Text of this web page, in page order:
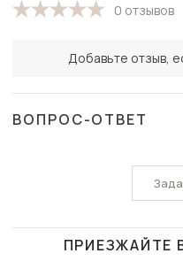
0 отзывов
Добавьте отзыв,
ВОПРОС-ОТВЕТ
ПРИЕЗЖАЙТЕ